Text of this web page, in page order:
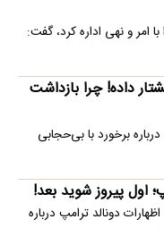
امر و نهی اداره کرد، گفت:
داده! چرا بازداشت
برخورد با بی‌حجابی
اول پیروز شوید بعد!
دونالد ترامپ درباره